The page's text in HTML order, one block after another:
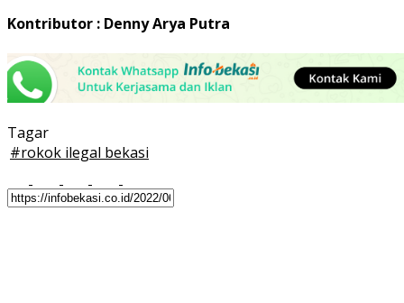
Kontributor : Denny Arya Putra
Tagar
#rokok ilegal bekasi